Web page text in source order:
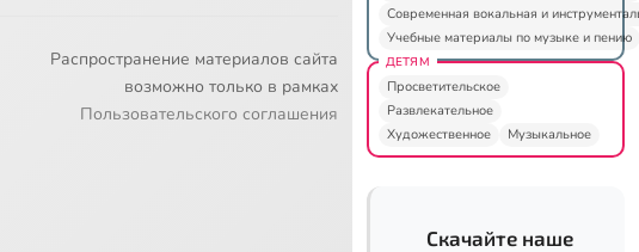
Распространение материалов сайта
возможно только в рамках
Пользовательского соглашения
Современная вокальная и
Учебные материалы по музыке и пению
ДЕТЯМ
Просветительское
Развлекательное
Художественное
Музыкальное
Скачайте наше